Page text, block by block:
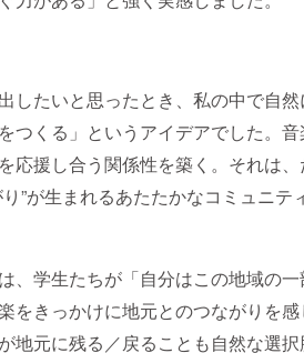
したいと思ったとき、私の中で自
つくる」というアイデアでした。
応援し合う関係性を築く。それは
”が生まれるあたたかなコミュニテ
、学生たちが「自分はこの地域の
をきっかけに地元とのつながりを
元に残る／戻ることも自然な選択